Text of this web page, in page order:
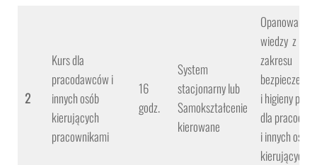
2
Kurs dla
pracodawców i
innych osób
kierujących
pracownikami
16
godz.
System
stacjonarny lub
Samokształcenie
kierowane
Opanowanie
wiedzy z
zakresu
i higieny pracy
dla
i innych osób
kierujących